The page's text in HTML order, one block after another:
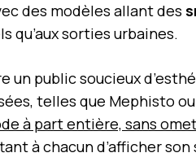
des modèles allant des
qu’aux sorties urbaines.
un public soucieux
telles que Mephisto
à part entière, sans
à chacun d’afficher